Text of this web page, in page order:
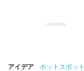
アイデア ホットスポット